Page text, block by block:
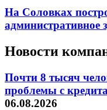
На Соловках
административное
Новости
Почти 8 тысяч
проблемы с
06.08.2026